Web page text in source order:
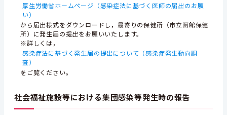
厚生労働省ホームページ（感染症法に基づく医師の届出のお願
い）
から届出様式をダウンロードし，最寄りの保健所（市立函館保健
所）に発生届の提出をお願いいたします。
※詳しくは，
感染症法に基づく発生届の提出について（感染症発生動向調
査）
をご覧ください。
社会福祉施設等における集団感染等発生時の報告